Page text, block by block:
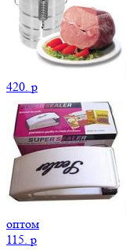
420. p
оптом
115. p